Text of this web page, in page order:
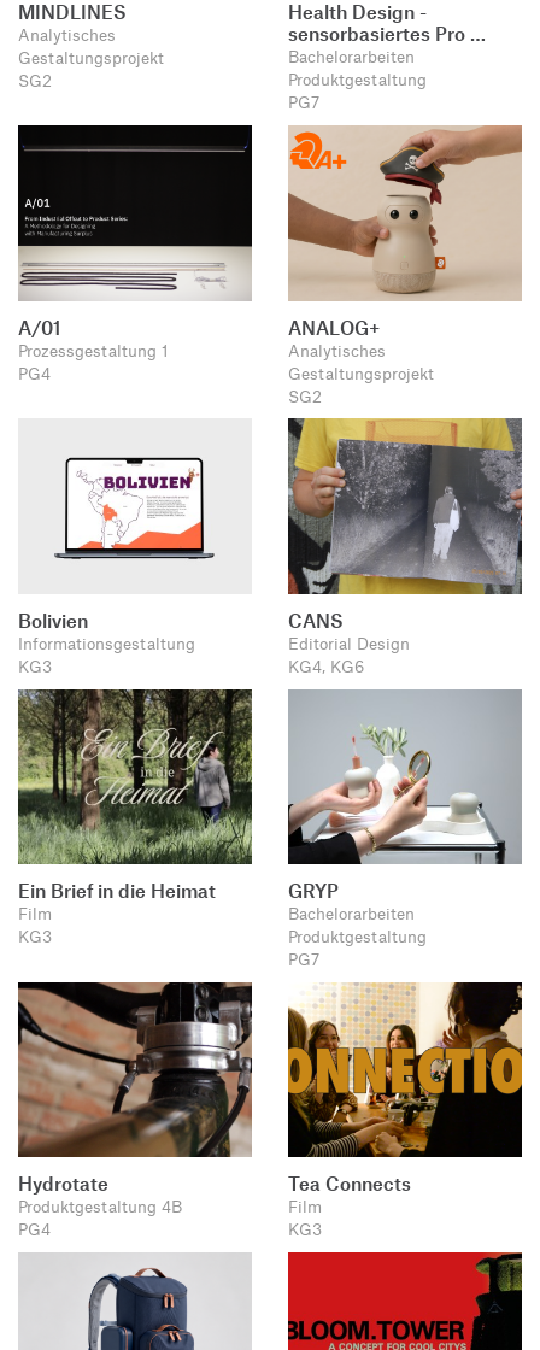
MINDLINES
Analytisches
Gestaltungsprojekt
SG2
Health Design -
sensorbasiertes Pro …
Bachelorarbeiten
Produktgestaltung
PG7
A/01
Prozessgestaltung 1
PG4
ANALOG+
Analytisches
Gestaltungsprojekt
SG2
Bolivien
Informationsgestaltung
KG3
CANS
Editorial Design
KG4, KG6
Ein Brief in die Heimat
Film
KG3
GRYP
Bachelorarbeiten
Produktgestaltung
PG7
Hydrotate
Produktgestaltung 4B
PG4
Tea Connects
Film
KG3